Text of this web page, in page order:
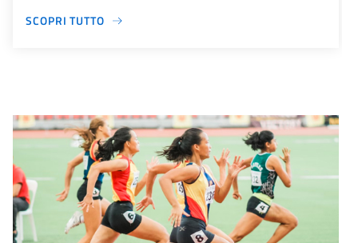
SCOPRI TUTTO